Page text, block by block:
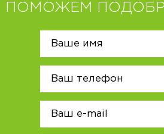
ПОМОЖЕМ